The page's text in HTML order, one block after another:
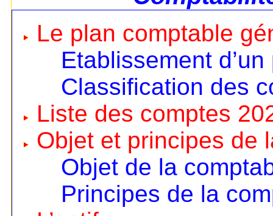
Le plan comptable
Etablissement
Classification des
Liste des comptes
Objet et principes de
Objet de la
Principes de la